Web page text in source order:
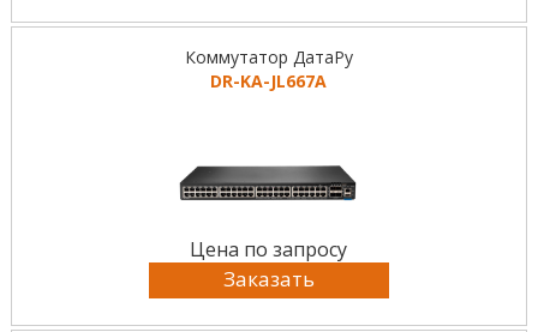
Коммутатор ДатаРу
DR-KА-JL667A
Цена по запросу
Заказать